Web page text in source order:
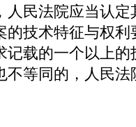
人民法院应当认
的技术特征与权
记载的一个以上
不等同的，人民